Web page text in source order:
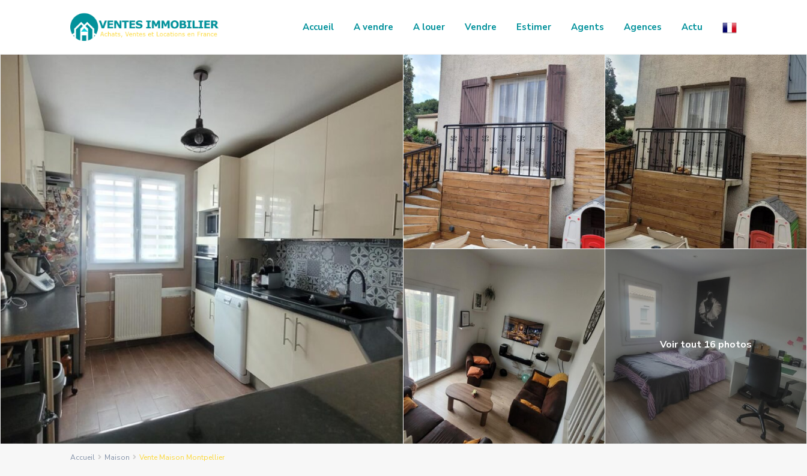
Accueil A vendre A louer Vendre Estimer Agents Agences Actu
Voir tout 16 photos
Accueil Maison Vente Maison Montpellier